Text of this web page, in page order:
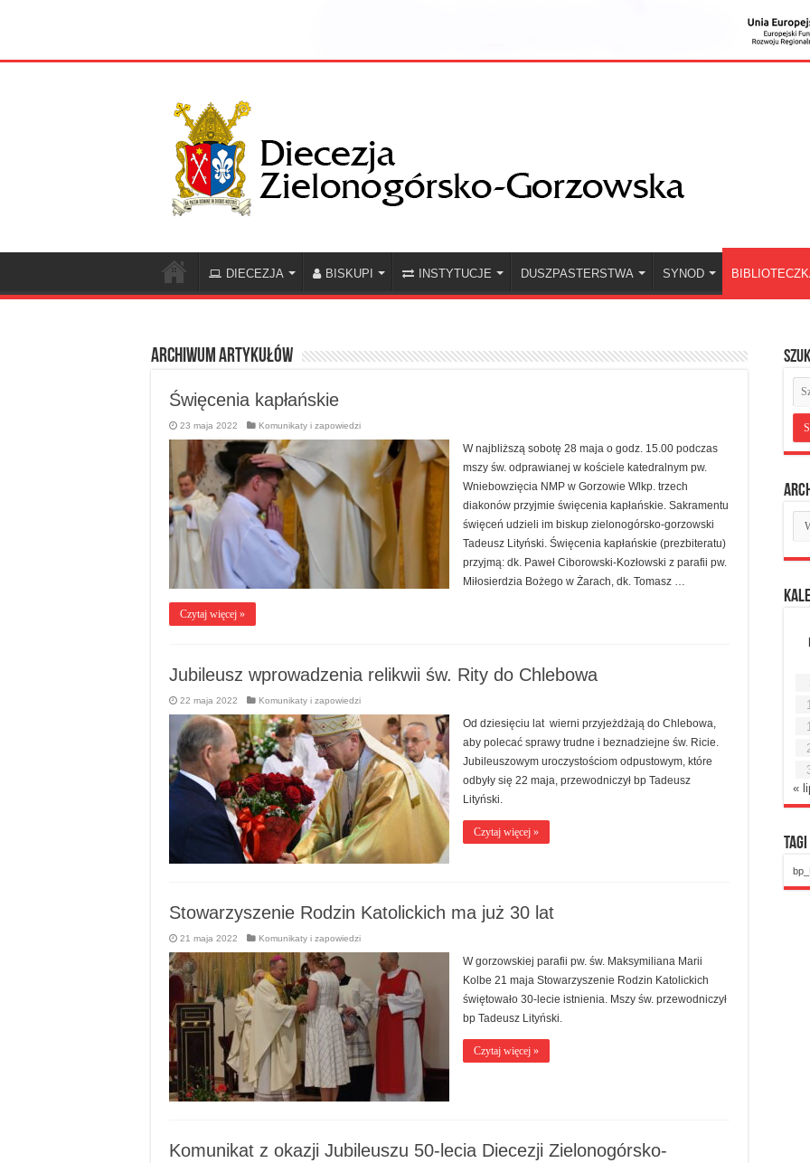
DIECEZJA BISKUPI INSTYTUCJE DUSZPASTERSTWA SYNOD
Archiwum artykułów
Święcenia kapłańskie
23 maja 2022 Komunikaty i zapowiedzi
W najbliższą sobotę 28 maja o godz. 15.00 podczas
mszy św. odprawianej w kościele katedralnym pw.
Wniebowzięcia NMP w Gorzowie Wlkp. trzech
diakonów przyjmie święcenia kapłańskie. Sakramentu
święceń udzieli im biskup zielonogórsko-gorzowski
Tadeusz Lityński. Święcenia kapłańskie (prezbiteratu)
przyjmą: dk. Paweł Ciborowski-Kozłowski z parafii pw.
Miłosierdzia Bożego w Żarach, dk. Tomasz …
Czytaj więcej »
Jubileusz wprowadzenia relikwii św. Rity do Chlebowa
22 maja 2022 Komunikaty i zapowiedzi
Od dziesięciu lat wierni przyjeżdżają do Chlebowa,
aby polecać sprawy trudne i beznadziejne św. Ricie.
Jubileuszowym uroczystościom odpustowym, które
odbyły się 22 maja, przewodniczył bp Tadeusz
Lityński.
Czytaj więcej »
Stowarzyszenie Rodzin Katolickich ma już 30 lat
21 maja 2022 Komunikaty i zapowiedzi
W gorzowskiej parafii pw. św. Maksymiliana Marii
Kolbe 21 maja Stowarzyszenie Rodzin Katolickich
świętowało 30-lecie istnienia. Mszy św. przewodniczył
bp Tadeusz Lityński.
Czytaj więcej »
Komunikat z okazji Jubileuszu 50-lecia Diecezji Zielonogórsko-
«
Tagi